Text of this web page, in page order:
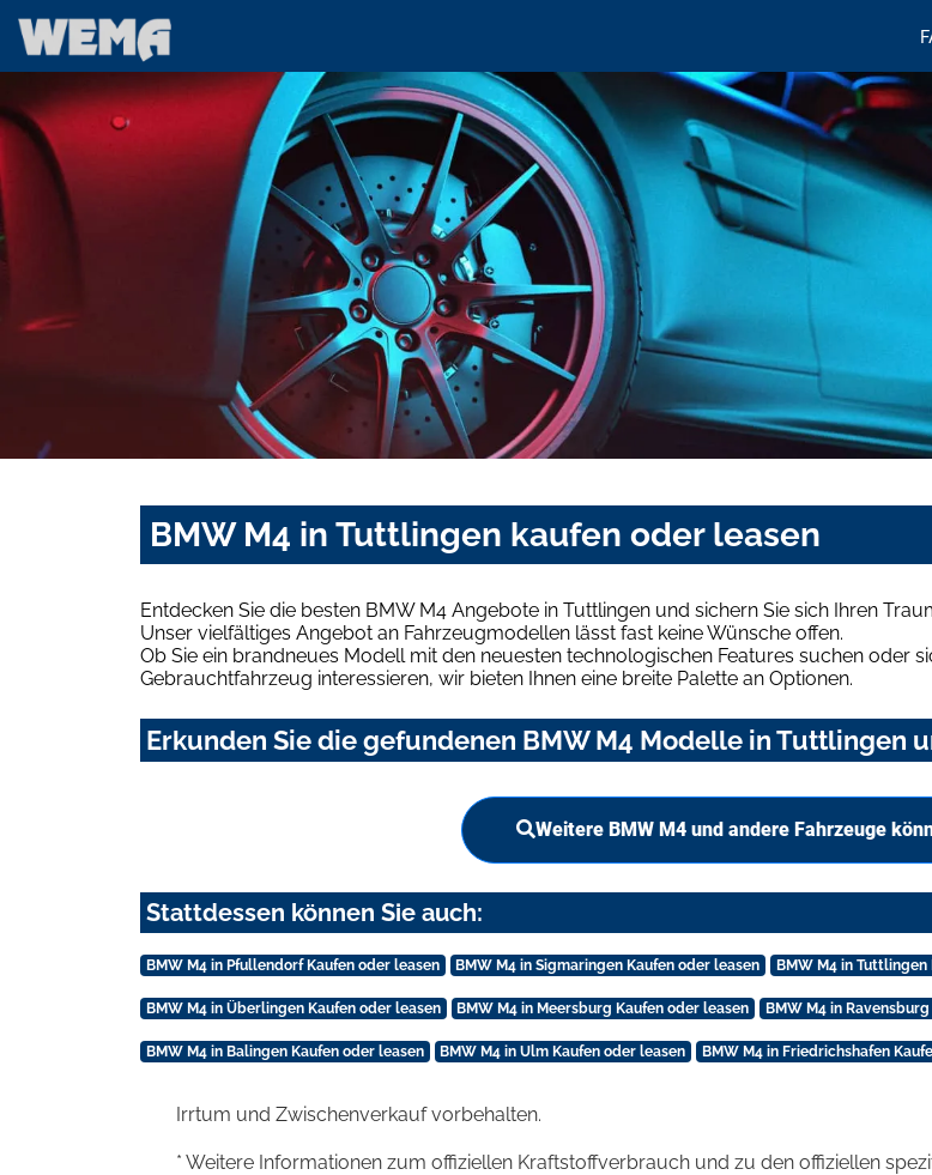
BMW M4 in Tuttlingen kaufen oder leasen
Entdecken Sie die besten BMW M4 Angebote in Tuttlingen und sichern Sie sich Ihren
Unser vielfältiges Angebot an Fahrzeugmodellen lässt fast keine Wünsche offen.
Ob Sie ein brandneues Modell mit den neuesten technologischen Features suchen oder
Gebrauchtfahrzeug interessieren, wir bieten Ihnen eine breite Palette an Optionen.
Erkunden Sie die gefundenen BMW M4 Modelle in Tuttlingen
Weitere BMW M4 und andere Fahrzeuge
Stattdessen können Sie auch:
BMW M4 in Pfullendorf Kaufen oder leasen BMW M4 in Sigmaringen Kaufen oder leasen BMW M4 in
BMW M4 in Überlingen Kaufen oder leasen BMW M4 in Meersburg Kaufen oder leasen BMW M4 in
BMW M4 in Balingen Kaufen oder leasen BMW M4 in Ulm Kaufen oder leasen BMW M4 in Friedrichshafen
Irrtum und Zwischenverkauf vorbehalten.
* Weitere Informationen zum offiziellen Kraftstoffverbrauch und zu den offiziellen